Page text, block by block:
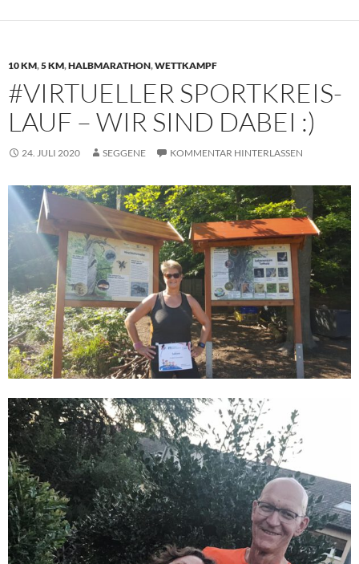
10 KM,5 KM,HALBMARATHON,WETTKAMPF
#VIRTUELLER SPORTKREIS-
LAUF – WIR SIND DABEI :)
24. JULI 2020 SEGGENE KOMMENTAR HINTERLASSEN